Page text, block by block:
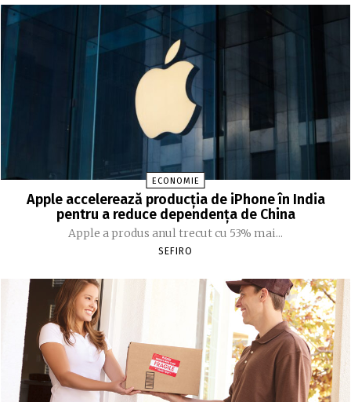
ECONOMIE
Apple accelerează producția de iPhone în India
pentru a reduce dependența de China
Apple a produs anul trecut cu 53% mai...
SEFIRO